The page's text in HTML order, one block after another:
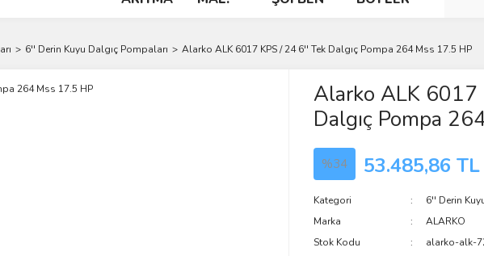
6'' Derin Kuyu Dalgıç Pompaları Alarko ALK 6017 KPS / 24 6'' Tek Dalgıç Pompa 264 Mss 17.5 HP
Alarko ALK 6017
Dalgıç Pompa
%34 53.485,86 TL
Kategori
6'' Derin
Marka
ALARKO
Stok Kodu
alarko-alk-